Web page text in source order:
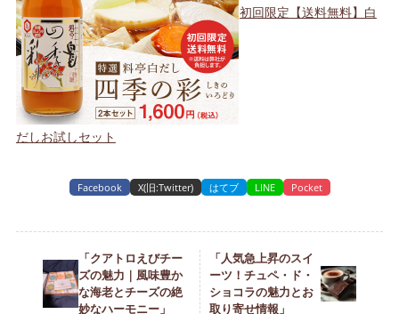
初回限定【送料無料】白
だしお試しセット
Facebook X(旧:Twitter) はてブ LINE Pocket
「クアトロえびチー
ズの魅力｜風味豊か
な海老とチーズの絶
妙なハーモニー」
「人気急上昇のスイ
ーツ！チュペ・ド・
ショコラの魅力とお
取り寄せ情報」